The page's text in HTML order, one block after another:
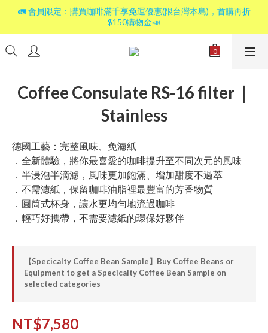
🚛 會員限定：購買咖啡滿千享免運優惠(限台灣本島)，首購再折
$150購物金📣
Coffee Consulate RS-16 filter｜
Stainless
德國工藝：完整風味、免濾紙
．全新體驗，將你最喜愛的咖啡提升至不同次元的風味
．半浸泡半滴濾，風味更加飽滿、增加甜度不過萃
．不需濾紙，保留咖啡油脂裡最豐富的芳香物質
．圓筒式杯身，讓水更均勻地流過咖啡
．輕巧好攜帶，不需要濾紙的環保好夥伴
【Specicalty Coffee Bean Sample】Buy Coffee Beans or
Equipment to get a Specicalty Coffee Bean Sample on
selected categories
NT$7,580